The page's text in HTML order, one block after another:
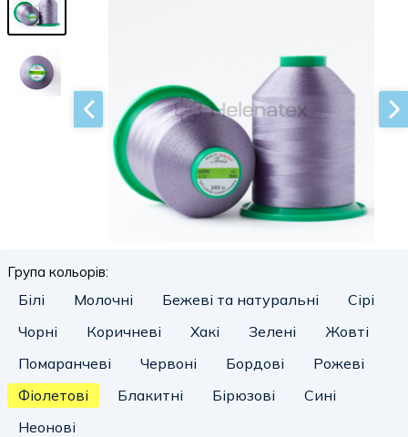
Група кольорів:
Білі Молочні Бежеві та натуральні
Сірі
Чорні
Коричневі Хакі Зелені
Жовті
Помаранчеві
Червоні Бордові
Рожеві
Фіолетові
Блакитні Бірюзові
Сині
Неонові